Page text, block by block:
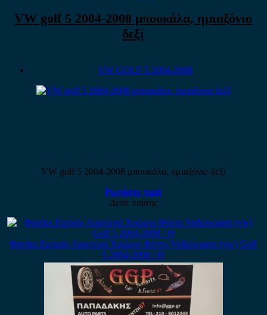
VW golf 5 2004-2008 μπουκάλα, ημιαξόνιο
δεξί
VW GOLF 5 2004-2008
VW golf 5 2004-2008 μπουκάλα, ημιαξόνιο δεξί
Ρωτήστε τιμή
Δείτε επίσης
Φανάρι Εμπρός Αριστερό Χρώμιο Φόντο Volkswagen (vw) Golf
5 2004-2008 / Θ